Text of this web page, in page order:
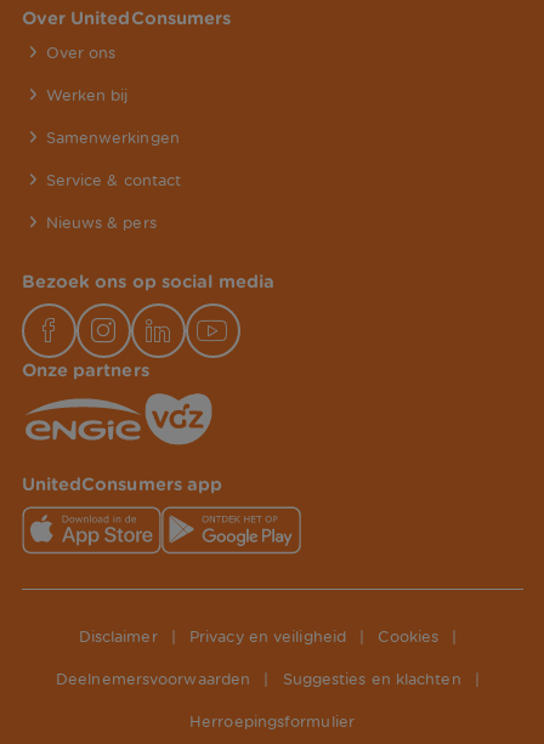
Over UnitedConsumers
Over ons
Werken bij
Samenwerkingen
Service & contact
Nieuws & pers
Bezoek ons op social media
Onze partners
UnitedConsumers app
Disclaimer Privacy en veiligheid Cookies
Deelnemersvoorwaarden Suggesties en klachten
Herroepingsformulier